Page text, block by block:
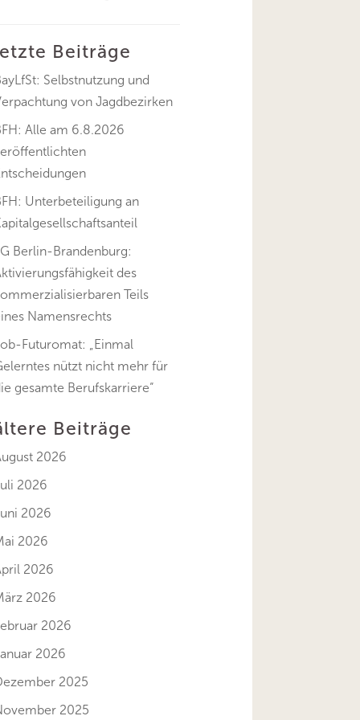
Beiträge
Selbstnutzung und
von Jagdbezirken
Alle am 6.8.2026
Unterbeteiligung an
Berlin-Brandenburg:
des
Teils
Namensrechts
Futuromat: „Einmal
nützt nicht mehr für
gesamte Berufskarriere“
Beiträge
2026
2026
2026
2026
2026
2026
2026
2026
2025
2025